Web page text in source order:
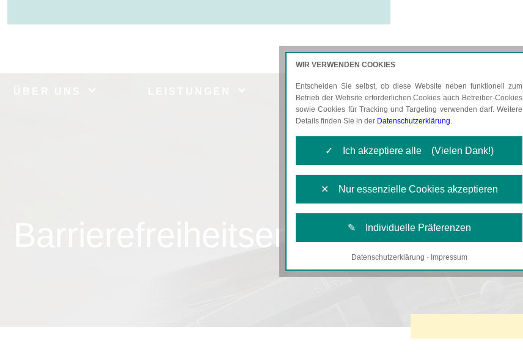
AKTUELLES KARRIERE
Barrierefreiheitserklärung
WIR VERWENDEN COOKIES
Entscheiden Sie selbst, ob diese Website neben funktionell zum
Betrieb der Website erforderlichen Cookies auch Betreiber-Cookies
sowie Cookies für Tracking und Targeting verwenden darf. Weitere
Details finden Sie in der Datenschutzerklärung.
✓ Ich akzeptiere alle (Vielen Dank!)
✕ Nur essenzielle Cookies akzeptieren
✎ Individuelle Präferenzen
Notwendige Cookies
Datenschutzerklärung · Impressum